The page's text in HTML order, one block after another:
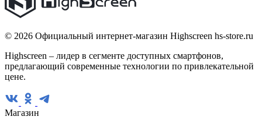
© 2026 Официальный интернет-магазин Highscreen hs-store.ru
Highscreen – лидер в сегменте доступных смартфонов,
предлагающий современные технологии по привлекательной
цене.
Магазин